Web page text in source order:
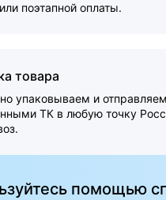
поэтапной оплаты.
товара
упаковываем и отправляем
ТК в любую точку
помощью